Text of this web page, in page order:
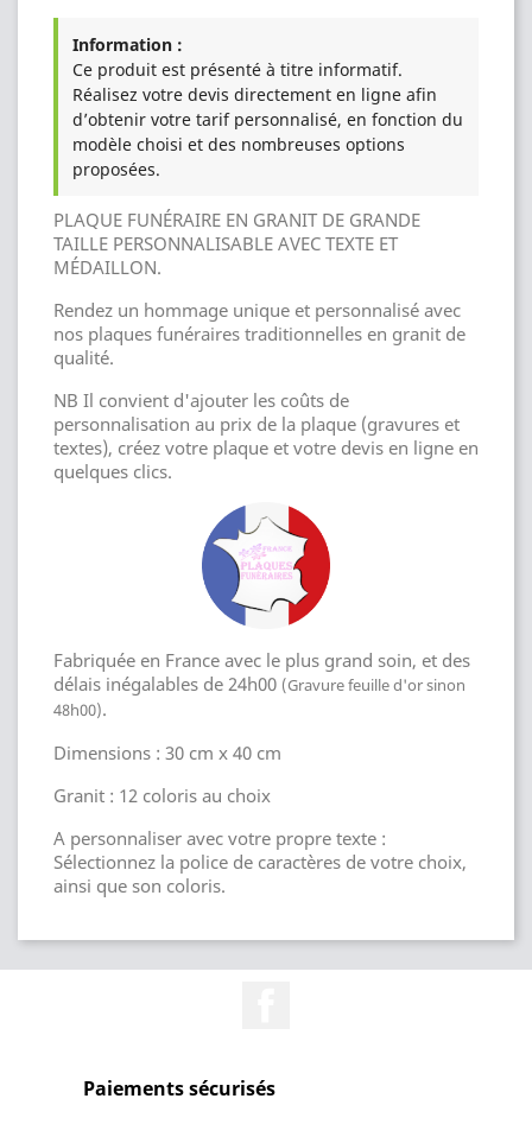
Information :
Ce produit est présenté à titre informatif.
Réalisez votre devis directement en ligne afin
d’obtenir votre tarif personnalisé, en fonction du
modèle choisi et des nombreuses options
proposées.
PLAQUE FUNÉRAIRE EN GRANIT DE GRANDE
TAILLE PERSONNALISABLE AVEC TEXTE ET
MÉDAILLON.
Rendez un hommage unique et personnalisé avec
nos plaques funéraires traditionnelles en granit de
qualité.
NB Il convient d'ajouter les coûts de
personnalisation au prix de la plaque (gravures et
textes), créez votre plaque et votre devis en ligne en
quelques clics.
Fabriquée en France avec le plus grand soin, et des
délais inégalables de 24h00 (Gravure feuille d'or sinon
48h00).
Dimensions : 30 cm x 40 cm
Granit : 12 coloris au choix
A personnaliser avec votre propre texte :
Sélectionnez la police de caractères de votre choix,
ainsi que son coloris.
Paiements sécurisés